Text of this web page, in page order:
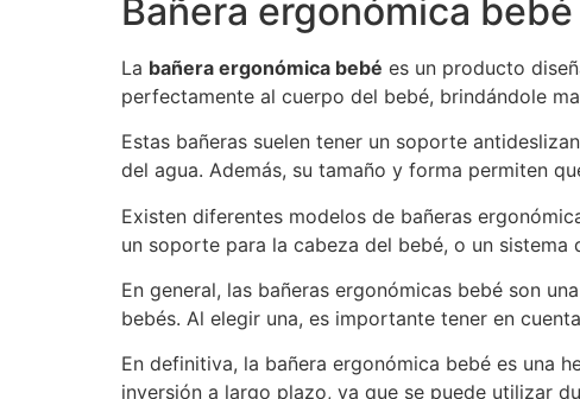
Bañera ergonómica bebé
La bañera ergonómica bebé es un producto
perfectamente al cuerpo del bebé, brindándole
Estas bañeras suelen tener un soporte
del agua. Además, su tamaño y forma permiten
Existen diferentes modelos de bañeras
un soporte para la cabeza del bebé, o un sistema
En general, las bañeras ergonómicas bebé son
bebés. Al elegir una, es importante tener en
En definitiva, la bañera ergonómica bebé es una
inversión a largo plazo, ya que se puede utilizar